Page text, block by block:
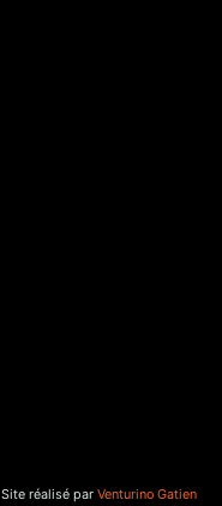
Site réalisé par Venturino Gatien